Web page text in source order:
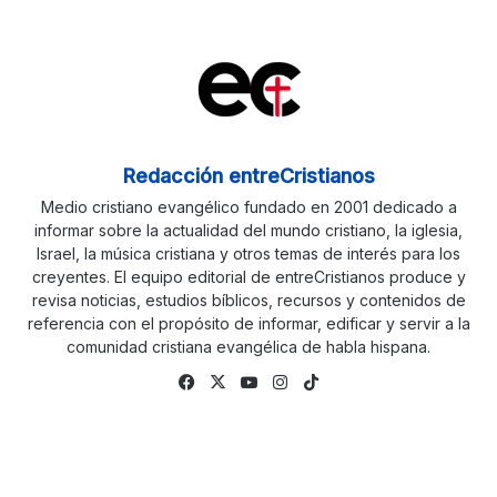
Redacción entreCristianos
Medio cristiano evangélico fundado en 2001 dedicado a
informar sobre la actualidad del mundo cristiano, la iglesia,
Israel, la música cristiana y otros temas de interés para los
creyentes. El equipo editorial de entreCristianos produce y
revisa noticias, estudios bíblicos, recursos y contenidos de
referencia con el propósito de informar, edificar y servir a la
comunidad cristiana evangélica de habla hispana.
Facebook
X YouTubeInstagram